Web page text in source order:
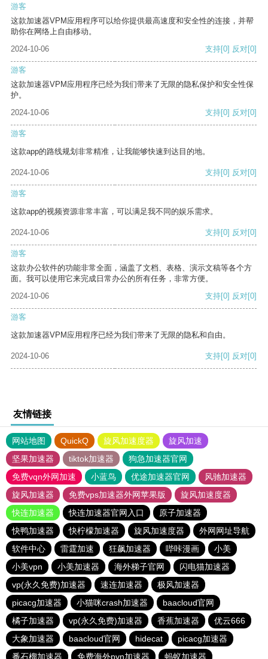
游客
这款加速器VPM应用程序可以给你提供最高速度和安全性的连接，并帮
助你在网络上自由移动。
2024-10-06
支持[0] 反对[0]
游客
这款加速器VPM应用程序已经为我们带来了无限的隐私保护和安全性保
护。
2024-10-06
支持[0] 反对[0]
游客
这款app的路线规划非常精准，让我能够快速到达目的地。
2024-10-06 支持[0] 反对[0]
游客
这款app的视频资源非常丰富，可以满足我不同的娱乐需求。
2024-10-06 支持[0] 反对[0]
游客
这款办公软件的功能非常全面，涵盖了文档、表格、演示文稿等各个方
面。我可以使用它来完成日常办公的所有任务，非常方便。
2024-10-06
支持[0] 反对[0]
游客
这款加速器VPM应用程序已经为我们带来了无限的隐私和自由。
2024-10-06 支持[0] 反对[0]
友情链接
网站地图 QuickQ 旋风加速度器
旋风加速
坚果加速器
tiktok加速器
狗急加速器官网
免费vqn外网加速
小蓝鸟 优途加速器官网
风驰加速器
旋风加速器
免费vps加速器外网苹果版
旋风加速度器
快连加速器
快连加速器官网入口
原子加速器
快鸭加速器
快柠檬加速器 旋风加速度器
外网网址导航
软件中心
雷霆加速 狂飙加速器 哔咔漫画
小美
小美vpn
小美加速器 海外梯子官网
闪电猫加速器
vp(永久免费)加速器
速连加速器
极风加速器
picacg加速器
小猫咪crash加速器
baacloud官网
橘子加速器
vp(永久免费)加速器 香蕉加速器
优云666
大象加速器
baacloud官网 hidecat
picacg加速器
番石榴加速器
免费海外pvn加速器 蚂蚁加速器